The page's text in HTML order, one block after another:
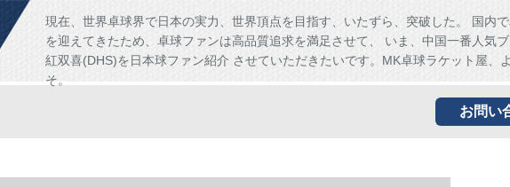
現在、世界卓球界で日本の実力、世界頂点を目指す、いたずら、突破した。 国内
を迎えてきたため、卓球ファンは高品質追求を満足させて、 いま、中国一番人気
紅双喜(DHS)を日本球ファン紹介 させていただきたいです。MK卓球ラケット屋、
そ。
お問い